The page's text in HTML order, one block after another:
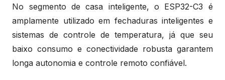
No segmento de casa inteligente, o ESP32-C3 é
amplamente utilizado em fechaduras inteligentes e
sistemas de controle de temperatura, já que seu
baixo consumo e conectividade robusta garantem
longa autonomia e controle remoto confiável.